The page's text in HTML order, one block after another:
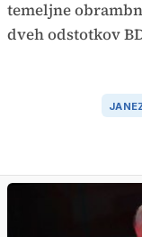
temeljne
dveh odstotkov